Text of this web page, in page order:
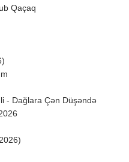
Qaçaq
- Dağlara Çən Düşəndə